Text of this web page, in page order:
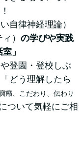
自律神経理論）
） の学びや実践
話室」
登園・登校しぶ
どう理解したら
癇癪、こだわり、伝わり
ついて気軽にご相